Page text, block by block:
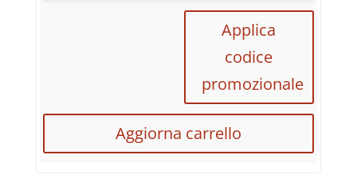
Applica
codice
promozionale
Aggiorna carrello